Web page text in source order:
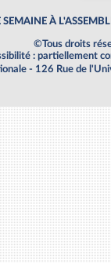
SEMAINE À
©Tous droits
: partiellement
- 126 Rue de